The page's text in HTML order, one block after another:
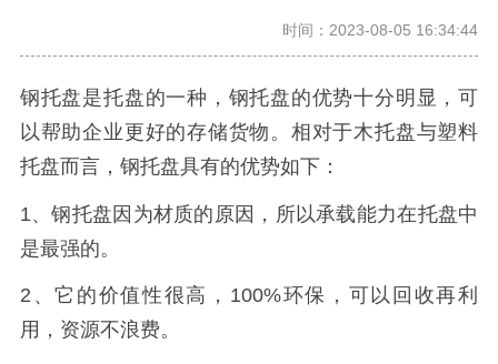
时间：2023-08-05 16:34:44
钢托盘是托盘的一种，钢托盘的优势十分明显，可
以帮助企业更好的存储货物。相对于木托盘与塑料
托盘而言，钢托盘具有的优势如下：
1、钢托盘因为材质的原因，所以承载能力在托盘中
是最强的。
2、它的价值性很高，100%环保，可以回收再利
用，资源不浪费。